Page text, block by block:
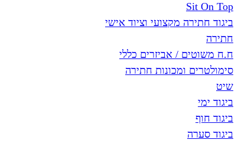
Sit On Top
ביגוד חתירה מקצועי וציוד אישי
חתירה
ח.ח משוטים / אביזרים כללי
סימולטרים ומכונות חתירה
שיט
ביגוד ימי
ביגוד חוף
ביגוד סערה